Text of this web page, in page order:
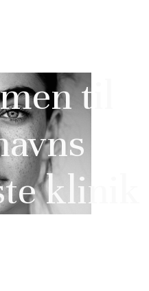
til
klinik